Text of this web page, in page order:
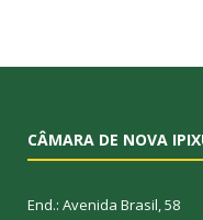
CÂMARA DE NOVA
End.: Avenida Brasil, 58